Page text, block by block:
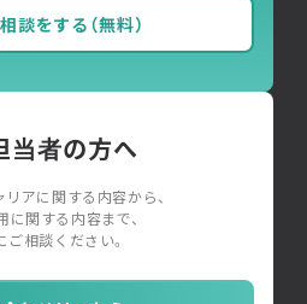
談をする（無料）
当者の方へ
アに関する内容から、
に関する内容まで、
ご相談ください。